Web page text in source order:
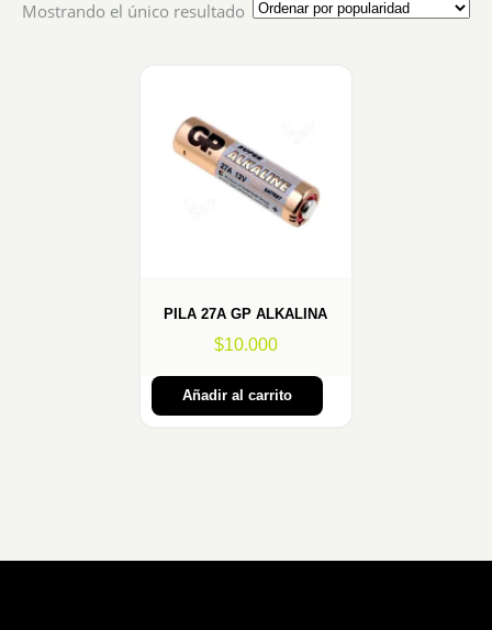
Mostrando el único resultado
PILA 27A GP ALKALINA
$10.000
Añadir al carrito